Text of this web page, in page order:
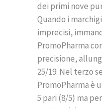
dei primi nove
Quando i
imprecisi,
PromoPharma
precisione,
25/19. Nel terzo
PromoPharma è
5 pari (8/5) ma